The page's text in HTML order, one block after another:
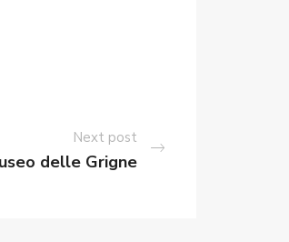
Next post
delle Grigne